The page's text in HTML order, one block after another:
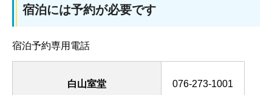
宿泊には予約が必要です
宿泊予約専用電話
白山室堂 076-273-1001